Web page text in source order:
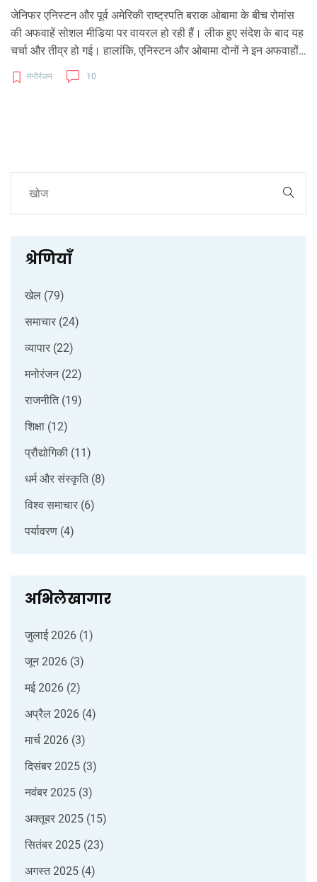
जेनिफर एनिस्टन और पूर्व अमेरिकी राष्ट्रपति बराक ओबामा के बीच रोमांस
की अफवाहें सोशल मीडिया पर वायरल हो रही हैं। लीक हुए संदेश के बाद यह
चर्चा और तीव्र हो गई। हालांकि, एनिस्टन और ओबामा दोनों ने इन अफवाहों
का खंडन किया है, लेकिन अफवाहें अभी भी बनी हुई हैं। मेघन मैक्केन की
टिप्पणी ने इसे और जटिल बना दिया है।
मनोरंजन 10
श्रेणियाँ
खेल (79)
समाचार (24)
व्यापार (22)
मनोरंजन (22)
राजनीति (19)
शिक्षा (12)
प्रौद्योगिकी (11)
धर्म और संस्कृति (8)
विश्व समाचार (6)
पर्यावरण (4)
अभिलेखागार
जुलाई 2026 (1)
जून 2026 (3)
मई 2026 (2)
अप्रैल 2026 (4)
मार्च 2026 (3)
दिसंबर 2025 (3)
नवंबर 2025 (3)
अक्तूबर 2025 (15)
सितंबर 2025 (23)
अगस्त 2025 (4)